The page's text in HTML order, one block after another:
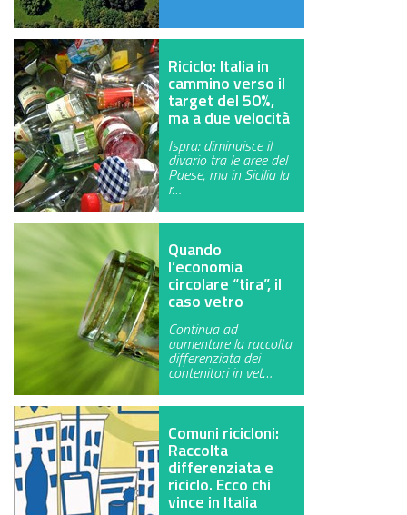
Riciclo: Italia in
cammino verso il
target del 50%,
ma a due velocità
Ispra: diminuisce il
divario tra le aree del
Paese, ma in Sicilia la
r…
Quando
l’economia
circolare “tira”, il
caso vetro
Continua ad
aumentare la raccolta
differenziata dei
contenitori in vet…
Comuni ricicloni:
Raccolta
differenziata e
riciclo. Ecco chi
vince in Italia